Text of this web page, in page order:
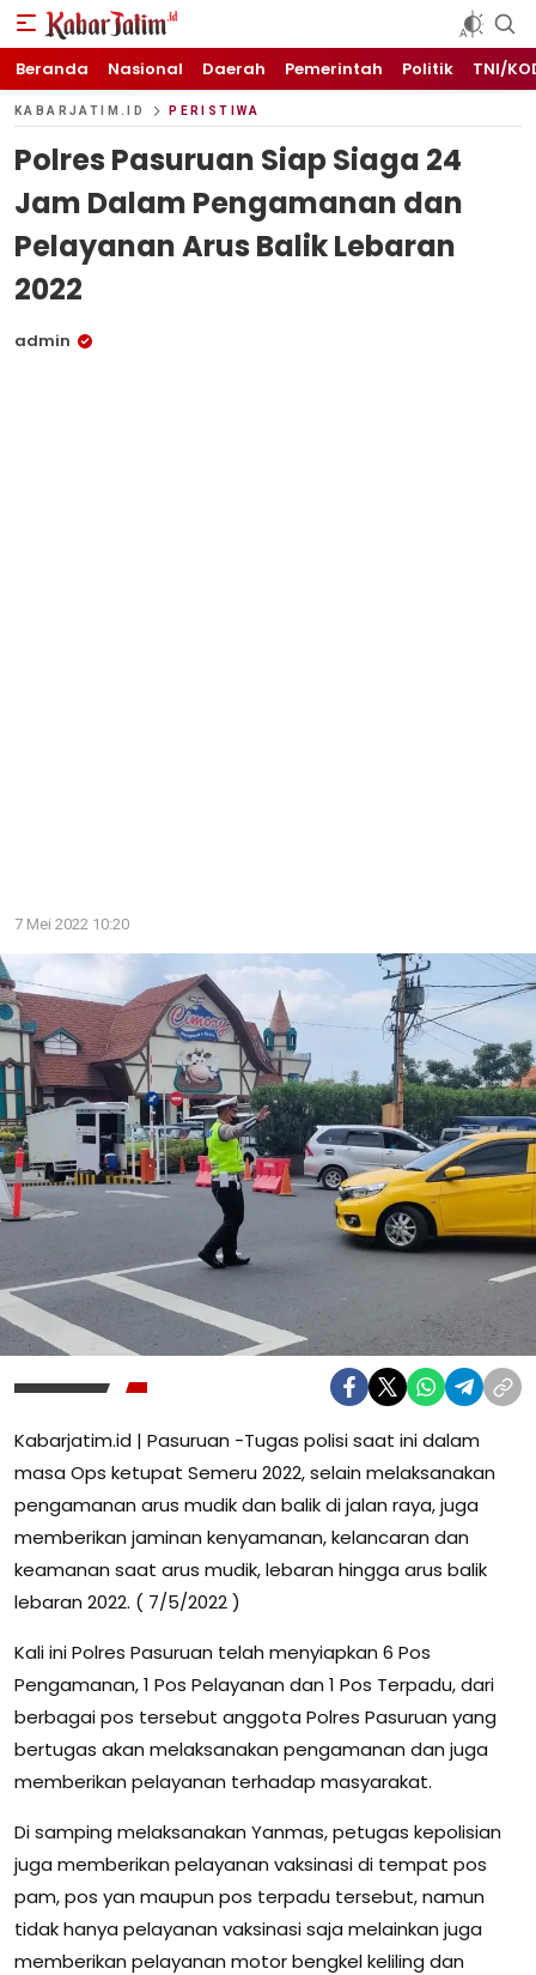
KABARJATIM.id
Kabar Jawa timuran
Beranda Nasional Daerah Pemerintah Politik TNI/
KABARJATIM.ID PERISTIWA
Polres Pasuruan Siap Siaga 24
Jam Dalam Pengamanan dan
Pelayanan Arus Balik Lebaran
2022
admin
7 Mei 2022 10:20
Kabarjatim.id | Pasuruan -Tugas polisi saat ini dalam
masa Ops ketupat Semeru 2022, selain melaksanakan
pengamanan arus mudik dan balik di jalan raya, juga
memberikan jaminan kenyamanan, kelancaran dan
keamanan saat arus mudik, lebaran hingga arus balik
lebaran 2022. ( 7/5/2022 )
Kali ini Polres Pasuruan telah menyiapkan 6 Pos
Pengamanan, 1 Pos Pelayanan dan 1 Pos Terpadu, dari
berbagai pos tersebut anggota Polres Pasuruan yang
bertugas akan melaksanakan pengamanan dan juga
memberikan pelayanan terhadap masyarakat.
Di samping melaksanakan Yanmas, petugas kepolisian
juga memberikan pelayanan vaksinasi di tempat pos
pam, pos yan maupun pos terpadu tersebut, namun
tidak hanya pelayanan vaksinasi saja melainkan juga
memberikan pelayanan motor bengkel keliling dan